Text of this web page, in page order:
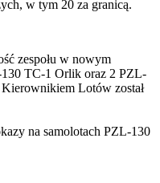
w tym 20 za granicą.
zespołu w nowym
130 TC-1 Orlik oraz 2 PZL-
Lotów został
na samolotach PZL-130